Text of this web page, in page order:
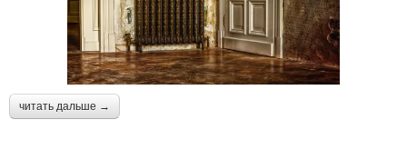
читать дальше →